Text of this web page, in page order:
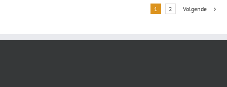
1 2 Volgende